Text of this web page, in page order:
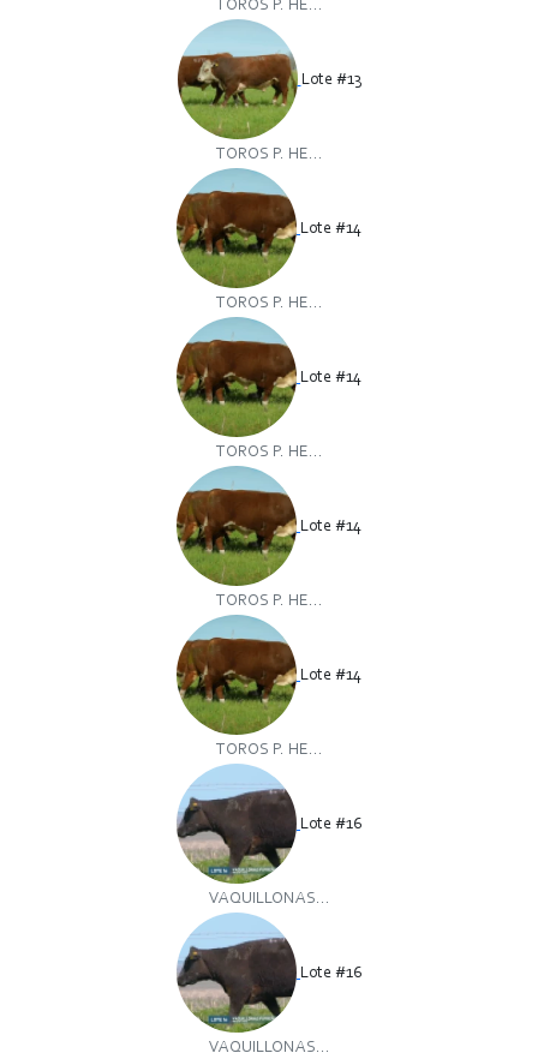
TOROS P. HE...
Lote #13
TOROS P. HE...
Lote #14
TOROS P. HE...
Lote #14
TOROS P. HE...
Lote #14
TOROS P. HE...
Lote #14
TOROS P. HE...
Lote #16
VAQUILLONAS...
Lote #16
VAQUILLONAS...